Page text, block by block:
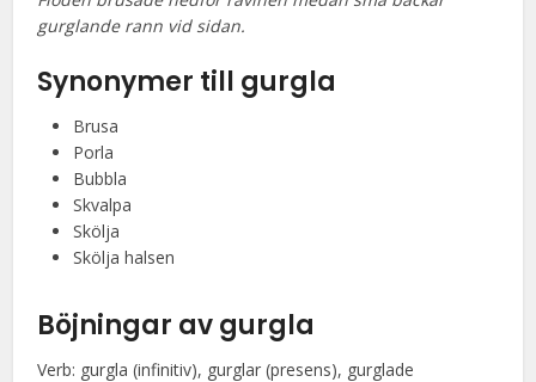
gurglande rann vid sidan.
Synonymer till gurgla
Brusa
Porla
Bubbla
Skvalpa
Skölja
Skölja halsen
Böjningar av gurgla
Verb: gurgla (infinitiv), gurglar (presens), gurglade